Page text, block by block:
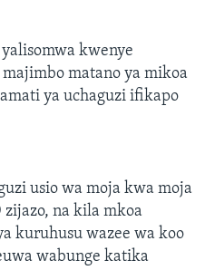
kwenye
matano ya mikoa
ya uchaguzi ifikapo
usio wa moja kwa moja
na kila mkoa
kuruhusu wazee wa koo
wabunge katika